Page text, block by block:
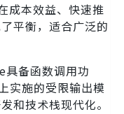
成本效益、快速推
平衡，适合广泛的
备函数调用功
实施的受限输出模
和技术栈现代化。